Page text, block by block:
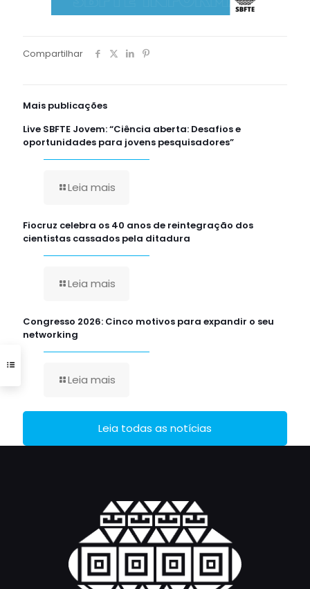
Compartilhar
Mais publicações
Live SBFTE Jovem: “Ciência aberta: Desafios e
oportunidades para jovens pesquisadores”
Leia mais
Fiocruz celebra os 40 anos de reintegração dos
cientistas cassados pela ditadura
Leia mais
Congresso 2026: Cinco motivos para expandir o seu
networking
Leia mais
Leia todas as notícias